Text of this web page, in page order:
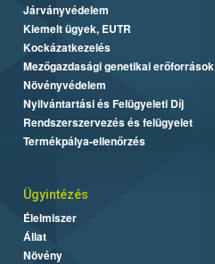
Járványvédelem
Kiemelt ügyek, EUTR
Kockázatkezelés
Mezőgazdasági genetikai erőforrások
Növényvédelem
Nyilvántartási és Felügyeleti Díj
Rendszerszervezés és felügyelet
Termékpálya-ellenőrzés
Ügyintézés
Élelmiszer
Állat
Növény